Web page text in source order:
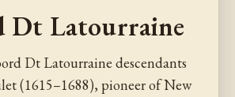
Dt Latourraine
Dt Latourraine descendants
(1615–1688), pioneer of New